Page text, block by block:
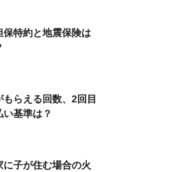
保特約と地震保険は
もらえる回数、2回目
い基準は？
に子が住む場合の火